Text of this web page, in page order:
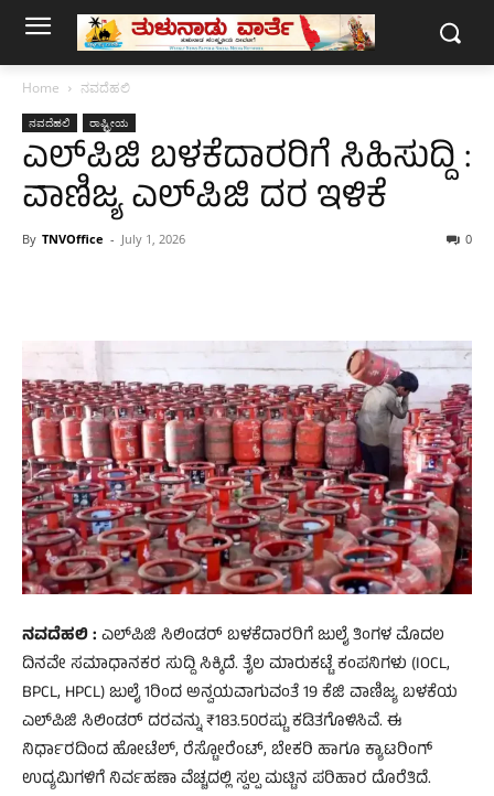
Home ನವದೆಹಲಿ
ನವದೆಹಲಿ ರಾಷ್ಟ್ರೀಯ
ಎಲ್‌ಪಿಜಿ ಬಳಕೆದಾರರಿಗೆ ಸಿಹಿಸುದ್ದಿ :
ವಾಣಿಜ್ಯ ಎಲ್‌ಪಿಜಿ ದರ ಇಳಿಕೆ
By TNVOffice - July 1, 2026 0
ನವದೆಹಲಿ : ಎಲ್‌ಪಿಜಿ ಸಿಲಿಂಡರ್‌ ಬಳಕೆದಾರರಿಗೆ ಜುಲೈ ತಿಂಗಳ ಮೊದಲ
ದಿನವೇ ಸಮಾಧಾನಕರ ಸುದ್ದಿ ಸಿಕ್ಕಿದೆ. ತೈಲ ಮಾರುಕಟ್ಟೆ ಕಂಪನಿಗಳು (IOCL,
BPCL, HPCL) ಜುಲೈ 1ರಿಂದ ಅನ್ವಯವಾಗುವಂತೆ 19 ಕೆಜಿ ವಾಣಿಜ್ಯ ಬಳಕೆಯ
ಎಲ್‌ಪಿಜಿ ಸಿಲಿಂಡರ್‌ ದರವನ್ನು ₹183.50ರಷ್ಟು ಕಡಿತಗೊಳಿಸಿವೆ. ಈ
ನಿರ್ಧಾರದಿಂದ ಹೋಟೆಲ್, ರೆಸ್ಟೋರೆಂಟ್, ಬೇಕರಿ ಹಾಗೂ ಕ್ಯಾಟರಿಂಗ್
ಉದ್ಯಮಿಗಳಿಗೆ ನಿರ್ವಹಣಾ ವೆಚ್ಚದಲ್ಲಿ ಸ್ವಲ್ಪ ಮಟ್ಟಿನ ಪರಿಹಾರ ದೊರೆತಿದೆ.